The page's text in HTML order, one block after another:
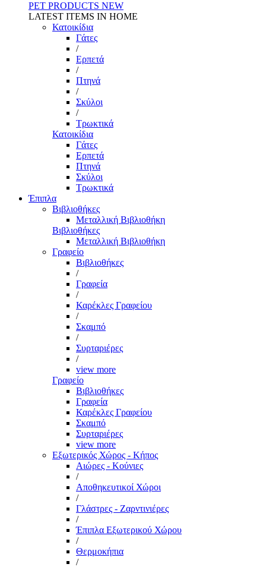
PET PRODUCTS NEW
LATEST ITEMS IN HOME
Κατοικίδια
Γάτες
/
Ερπετά
/
Πτηνά
/
Σκύλοι
/
Τρωκτικά
Κατοικίδια
Γάτες
Ερπετά
Πτηνά
Σκύλοι
Τρωκτικά
Έπιπλα
Βιβλιοθήκες
Μεταλλική Βιβλιοθήκη
Βιβλιοθήκες
Μεταλλική Βιβλιοθήκη
Γραφείο
Βιβλιοθήκες
/
Γραφεία
/
Καρέκλες Γραφείου
/
Σκαμπό
/
Συρταριέρες
/
view more
Γραφείο
Βιβλιοθήκες
Γραφεία
Καρέκλες Γραφείου
Σκαμπό
Συρταριέρες
view more
Εξωτερικός Χώρος - Κήπος
Αιώρες - Κούνιες
/
Αποθηκευτικοί Χώροι
/
Γλάστρες - Ζαρντινιέρες
/
Έπιπλα Εξωτερικού Χώρου
/
Θερμοκήπια
/